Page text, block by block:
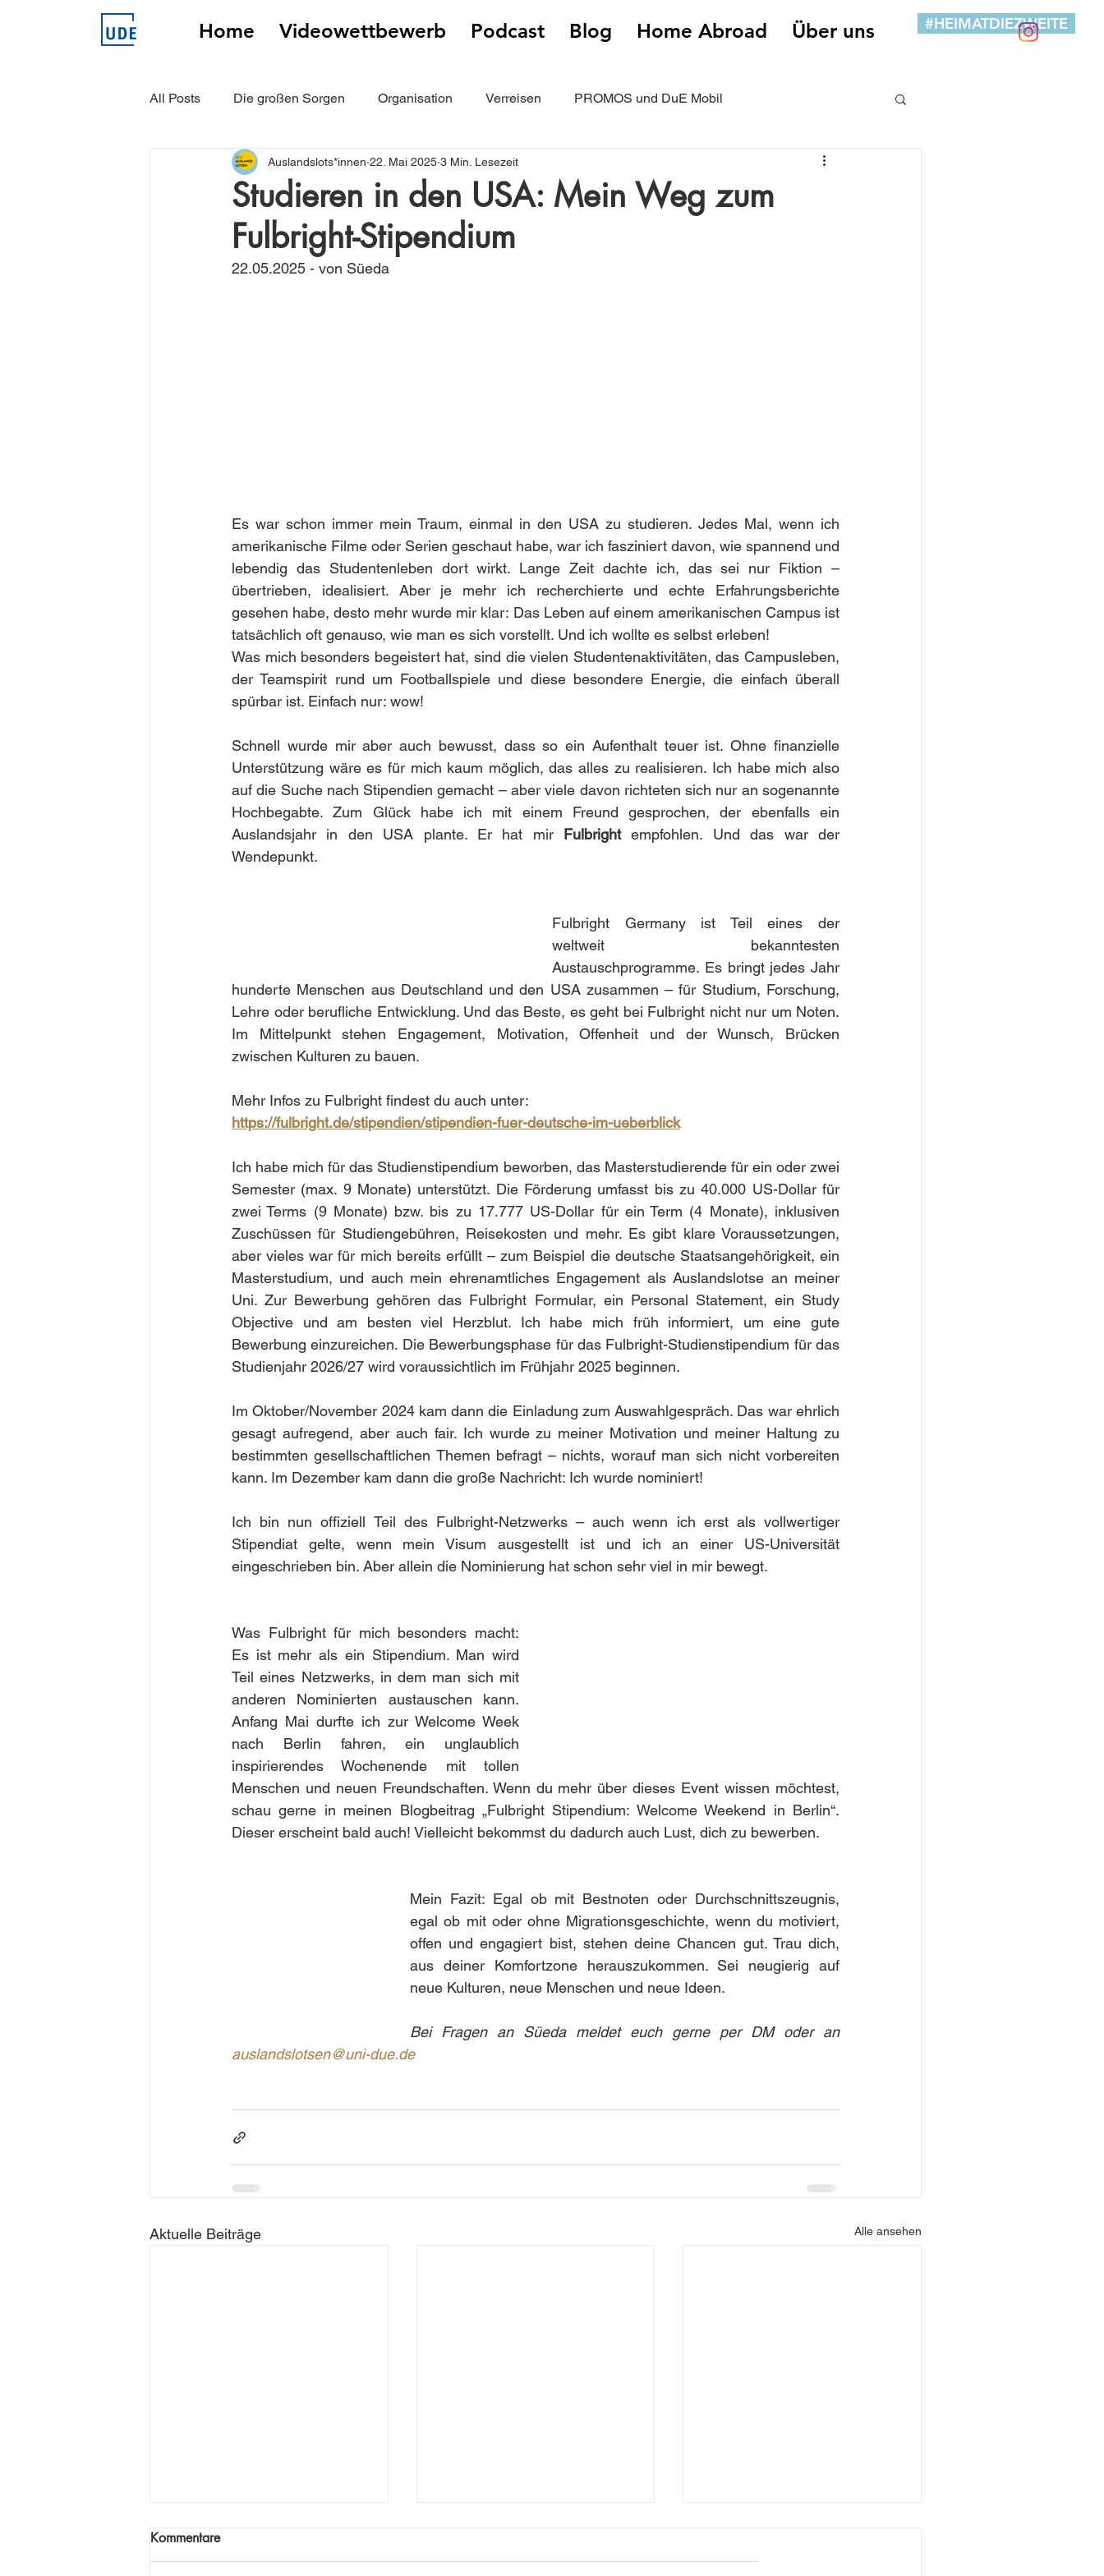
Home Videowettbewerb Podcast Blog Home Abroad Über uns #HEIMATDIEZWEITE
All Posts Die großen Sorgen Organisation Verreisen PROMOS und DuE Mobil
Unsere Auslandslots*innen erzählen
Studieren in den USA: Mein Weg zum
Fulbright-Stipendium
Auslandslots*innen 22. Mai 2025 3 Min. Lesezeit
22.05.2025 - von Süeda
Es war schon immer mein Traum, einmal in den USA zu studieren. Jedes Mal, wenn ich
amerikanische Filme oder Serien geschaut habe, war ich fasziniert davon, wie spannend und
lebendig das Studentenleben dort wirkt. Lange Zeit dachte ich, das sei nur Fiktion –
übertrieben, idealisiert. Aber je mehr ich recherchierte und echte Erfahrungsberichte
gesehen habe, desto mehr wurde mir klar: Das Leben auf einem amerikanischen Campus ist
tatsächlich oft genauso, wie man es sich vorstellt. Und ich wollte es selbst erleben!
Was mich besonders begeistert hat, sind die vielen Studentenaktivitäten, das Campusleben,
der Teamspirit rund um Footballspiele und diese besondere Energie, die einfach überall
spürbar ist. Einfach nur: wow!
Schnell wurde mir aber auch bewusst, dass so ein Aufenthalt teuer ist. Ohne finanzielle
Unterstützung wäre es für mich kaum möglich, das alles zu realisieren. Ich habe mich also
auf die Suche nach Stipendien gemacht – aber viele davon richteten sich nur an sogenannte
Hochbegabte. Zum Glück habe ich mit einem Freund gesprochen, der ebenfalls ein
Auslandsjahr in den USA plante. Er hat mir Fulbright empfohlen. Und das war der
Wendepunkt.
Fulbright Germany ist Teil eines der
weltweit bekanntesten
Austauschprogramme. Es bringt jedes Jahr
hunderte Menschen aus Deutschland und den USA zusammen – für Studium, Forschung,
Lehre oder berufliche Entwicklung. Und das Beste, es geht bei Fulbright nicht nur um Noten.
Im Mittelpunkt stehen Engagement, Motivation, Offenheit und der Wunsch, Brücken
zwischen Kulturen zu bauen.
Mehr Infos zu Fulbright findest du auch unter:
https://fulbright.de/stipendien/stipendien-fuer-deutsche-im-ueberblick
Ich habe mich für das Studienstipendium beworben, das Masterstudierende für ein oder zwei
Semester (max. 9 Monate) unterstützt. Die Förderung umfasst bis zu 40.000 US-Dollar für
zwei Terms (9 Monate) bzw. bis zu 17.777 US-Dollar für ein Term (4 Monate), inklusiven
Zuschüssen für Studiengebühren, Reisekosten und mehr. Es gibt klare Voraussetzungen,
aber vieles war für mich bereits erfüllt – zum Beispiel die deutsche Staatsangehörigkeit, ein
Masterstudium, und auch mein ehrenamtliches Engagement als Auslandslotse an meiner
Uni. Zur Bewerbung gehören das Fulbright Formular, ein Personal Statement, ein Study
Objective und am besten viel Herzblut. Ich habe mich früh informiert, um eine gute
Bewerbung einzureichen. Die Bewerbungsphase für das Fulbright-Studienstipendium für das
Studienjahr 2026/27 wird voraussichtlich im Frühjahr 2025 beginnen.
Im Oktober/November 2024 kam dann die Einladung zum Auswahlgespräch. Das war ehrlich
gesagt aufregend, aber auch fair. Ich wurde zu meiner Motivation und meiner Haltung zu
bestimmten gesellschaftlichen Themen befragt – nichts, worauf man sich nicht vorbereiten
kann. Im Dezember kam dann die große Nachricht: Ich wurde nominiert!
Ich bin nun offiziell Teil des Fulbright-Netzwerks – auch wenn ich erst als vollwertiger
Stipendiat gelte, wenn mein Visum ausgestellt ist und ich an einer US-Universität
eingeschrieben bin. Aber allein die Nominierung hat schon sehr viel in mir bewegt.
Was Fulbright für mich besonders macht:
Es ist mehr als ein Stipendium. Man wird
Teil eines Netzwerks, in dem man sich mit
anderen Nominierten austauschen kann.
Anfang Mai durfte ich zur Welcome Week
nach Berlin fahren, ein unglaublich
inspirierendes Wochenende mit tollen
Menschen und neuen Freundschaften. Wenn du mehr über dieses Event wissen möchtest,
schau gerne in meinen Blogbeitrag „Fulbright Stipendium: Welcome Weekend in Berlin“.
Dieser erscheint bald auch! Vielleicht bekommst du dadurch auch Lust, dich zu bewerben.
Mein Fazit: Egal ob mit Bestnoten oder Durchschnittszeugnis,
egal ob mit oder ohne Migrationsgeschichte, wenn du motiviert,
offen und engagiert bist, stehen deine Chancen gut. Trau dich,
aus deiner Komfortzone herauszukommen. Sei neugierig auf
neue Kulturen, neue Menschen und neue Ideen.
Bei Fragen an Süeda meldet euch gerne per DM oder an
auslandslotsen@uni-due.de
Aktuelle Beiträge Alle ansehen
Kommentare